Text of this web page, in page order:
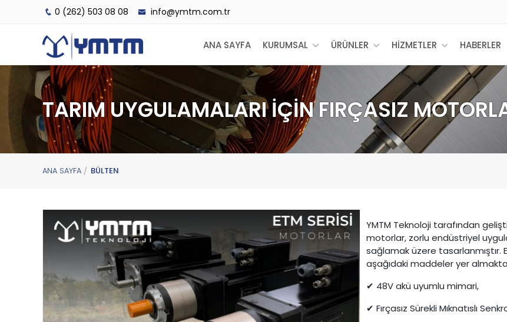
0 (262) 503 08 08 info@ymtm.com.tr
ANA SAYFA KURUMSAL ÜRÜNLER HİZMETLER HABERLER
TARIM UYGULAMALARI İÇİN FIRÇASIZ
ANA SAYFA BÜLTEN
YMTM Teknoloji tarafından
motorlar, zorlu endüstriyel
sağlamak üzere tasarlanmıştır.
aşağıdaki maddeler yer
✔ 48V akü uyumlu mimari,
✔ Fırçasız Sürekli Mıknatıslı